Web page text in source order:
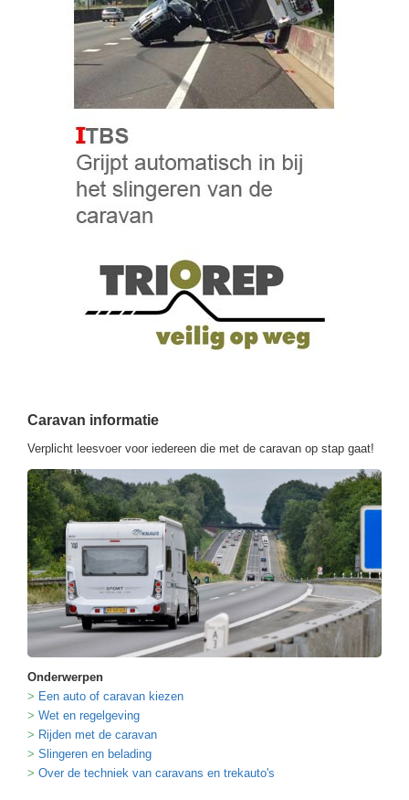
Caravan informatie
Verplicht leesvoer voor iedereen die met de caravan op stap gaat!
Onderwerpen
Een auto of caravan kiezen
Wet en regelgeving
Rijden met de caravan
Slingeren en belading
Over de techniek van caravans en trekauto's